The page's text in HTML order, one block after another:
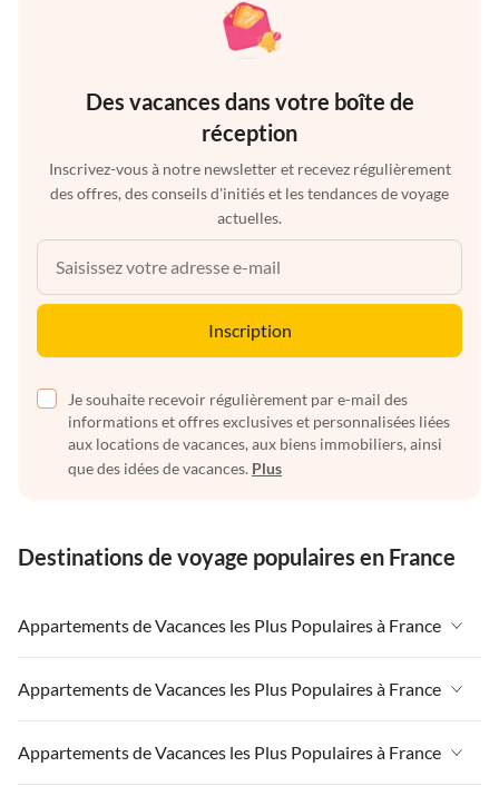
Des vacances dans votre boîte de
réception
Inscrivez-vous à notre newsletter et recevez régulièrement
des offres, des conseils d'initiés et les tendances de voyage
actuelles.
Inscription
Je souhaite recevoir régulièrement par e-mail des
informations et offres exclusives et personnalisées liées
aux locations de vacances, aux biens immobiliers, ainsi
que des idées de vacances. Plus
Destinations de voyage populaires en France
Appartements de Vacances les Plus Populaires à France
Appartements de Vacances à France
Appartements de Vacances à Paris-Ile de France
Appartements de Vacances à Paris
Appartements de Vacances les Plus Populaires à France
Appartements de Vacances à France
Appartements de Vacances à Paris-Ile de France
Appartements de Vacances les Plus Populaires à France